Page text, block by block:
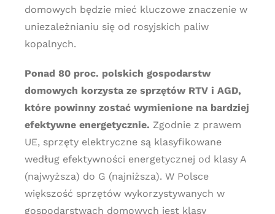
domowych będzie mieć kluczowe znaczenie w
uniezależnianiu się od rosyjskich paliw
kopalnych.
Ponad 80 proc. polskich gospodarstw
domowych korzysta ze sprzętów RTV i AGD,
które powinny zostać wymienione na bardziej
efektywne energetycznie. Zgodnie z prawem
UE, sprzęty elektryczne są klasyfikowane
według efektywności energetycznej od klasy A
(najwyższa) do G (najniższa). W Polsce
większość sprzętów wykorzystywanych w
gospodarstwach domowych jest klasy